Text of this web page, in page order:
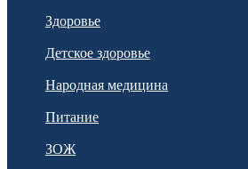
Здоровье
Детское здоровье
Народная медицина
Питание
ЗОЖ